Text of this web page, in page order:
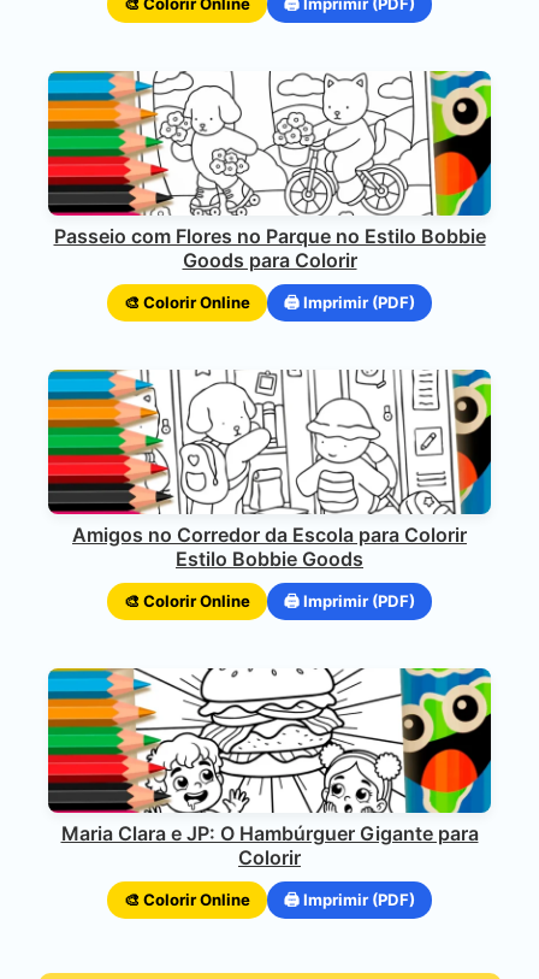
Passeio com Flores no Parque no Estilo Bobbie
Goods para Colorir
🎨 Colorir Online 🖨️ Imprimir (PDF)
Amigos no Corredor da Escola para Colorir
Estilo Bobbie Goods
🎨 Colorir Online 🖨️ Imprimir (PDF)
Maria Clara e JP: O Hambúrguer Gigante para
Colorir
🎨 Colorir Online 🖨️ Imprimir (PDF)